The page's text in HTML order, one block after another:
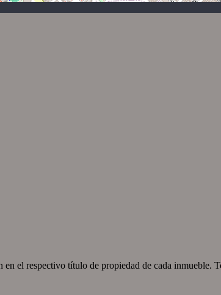
el respectivo título de propiedad de cada inmueble.